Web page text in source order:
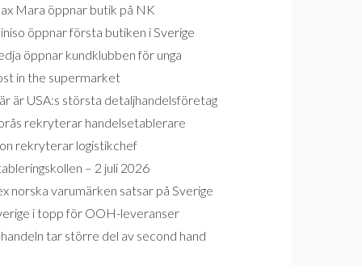
Mara öppnar butik på NK
öppnar första butiken i Sverige
öppnar kundklubben för unga
in the supermarket
är USA:s största detaljhandelsföretag
rekryterar handelsetablerare
rekryterar logistikchef
– 2 juli 2026
norska varumärken satsar på Sverige
i topp för OOH-leveranser
tar större del av second hand